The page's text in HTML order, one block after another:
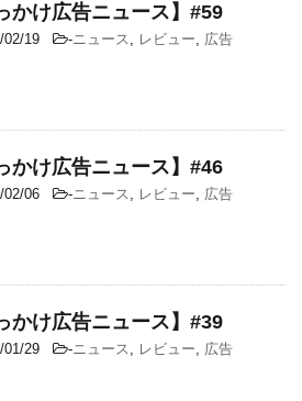
かけ広告ニュース】#59
02/19 -ニュース , レビュー, 広告
かけ広告ニュース】#46
02/06 -ニュース , レビュー, 広告
かけ広告ニュース】#39
01/29 -ニュース , レビュー, 広告